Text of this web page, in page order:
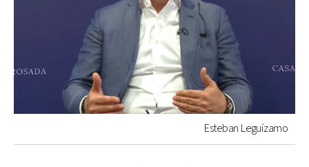
Esteban Leguízamo